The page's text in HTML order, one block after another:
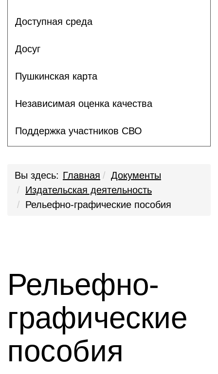
Доступная среда
Досуг
Пушкинская карта
Независимая оценка качества
Поддержка участников СВО
Вы здесь: Главная
Документы
Издательская деятельность
Рельефно-графические пособия
Рельефно-
графические
пособия